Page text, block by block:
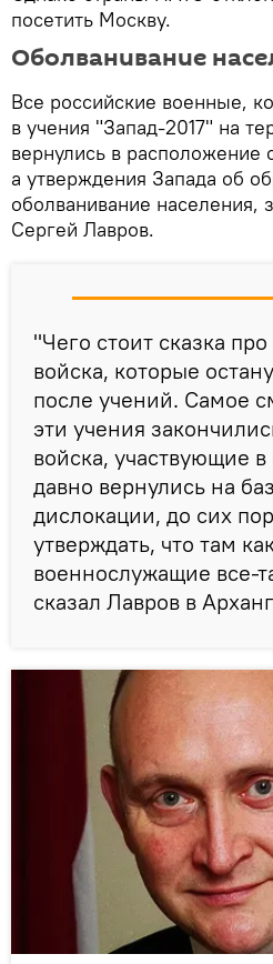
посетить Москву.
Оболванивание
Все российские военные,
в учения "Запад-2017" на
вернулись в расположение
а утверждения Запада об
оболванивание
Сергей Лавров.
"Чего стоит сказка
войска, которые
после учений. Самое
эти учения
войска, участвующие
давно вернулись на
дислокации, до сих
утверждать, что там
военнослужащие все-
сказал Лавров в